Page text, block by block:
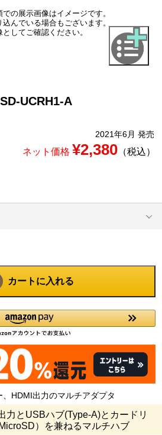
の展示画像はイメージです。
んでいる場合もございます。
してご確認ください。
UCRH1-A
2021年6月 発売
ネット価格 ¥2,380（税込）
カートに入れる
HDMI出力のマルチアダプタ
力とUSBハブ(Type-A)とカードリ
）を兼ねるマルチハブ